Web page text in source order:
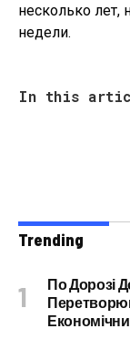
несколько лет,
недели.
In this
Trending
По Дорозі